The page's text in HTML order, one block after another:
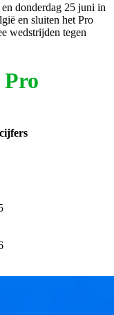
donderdag 25 juni in
en sluiten het Pro
wedstrijden tegen